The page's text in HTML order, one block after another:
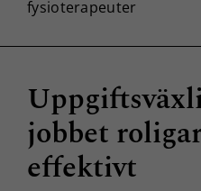
jobbet
effektivt